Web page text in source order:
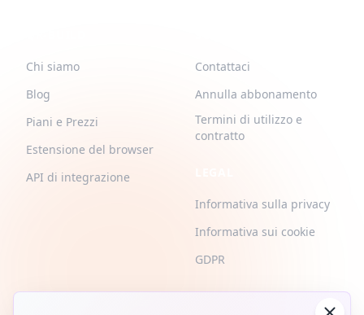
Chi siamo
Blog
Piani e Prezzi
Estensione del browser
API di integrazione
Contattaci
Annulla abbonamento
Termini di utilizzo e
contratto
Informativa sulla privacy
Informativa sui cookie
GDPR